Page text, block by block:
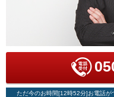
ただ今のお時間[12時52分]お電話が